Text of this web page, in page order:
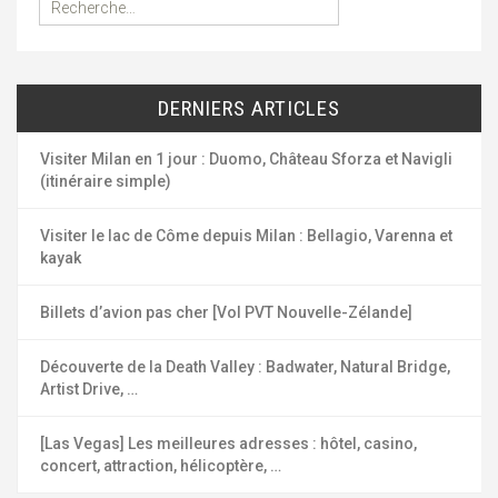
e
e
c
h
e
:
DERNIERS ARTICLES
Visiter Milan en 1 jour : Duomo, Château Sforza et Navigli
(itinéraire simple)
Visiter le lac de Côme depuis Milan : Bellagio, Varenna et
kayak
Billets d’avion pas cher [Vol PVT Nouvelle-Zélande]
Découverte de la Death Valley : Badwater, Natural Bridge,
Artist Drive, …
[Las Vegas] Les meilleures adresses : hôtel, casino,
concert, attraction, hélicoptère, …